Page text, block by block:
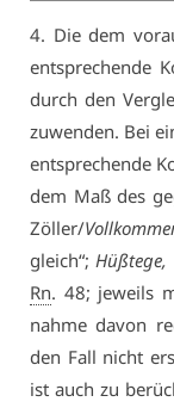
4. Die dem
ent­spre­chen­de
durch den
zu­wen­den. Bei
ent­spre­chen­de
dem Maß des
Zöl­ler/
gleich“;Hüß­te­ge,
Rn. 48; je­weils
nah­me da­von
den Fall nicht
ist auch zu